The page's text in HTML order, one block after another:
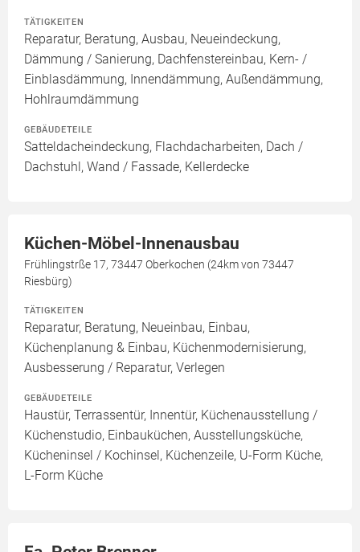
TÄTIGKEITEN
Reparatur, Beratung, Ausbau, Neueindeckung,
Dämmung / Sanierung, Dachfenstereinbau, Kern- /
Einblasdämmung, Innendämmung, Außendämmung,
Hohlraumdämmung
GEBÄUDETEILE
Satteldacheindeckung, Flachdacharbeiten, Dach /
Dachstuhl, Wand / Fassade, Kellerdecke
Küchen-Möbel-Innenausbau
Frühlingstrße 17, 73447 Oberkochen (24km von 73447
Riesbürg)
TÄTIGKEITEN
Reparatur, Beratung, Neueinbau, Einbau,
Küchenplanung & Einbau, Küchenmodernisierung,
Ausbesserung / Reparatur, Verlegen
GEBÄUDETEILE
Haustür, Terrassentür, Innentür, Küchenausstellung /
Küchenstudio, Einbauküchen, Ausstellungsküche,
Kücheninsel / Kochinsel, Küchenzeile, U-Form Küche,
L-Form Küche